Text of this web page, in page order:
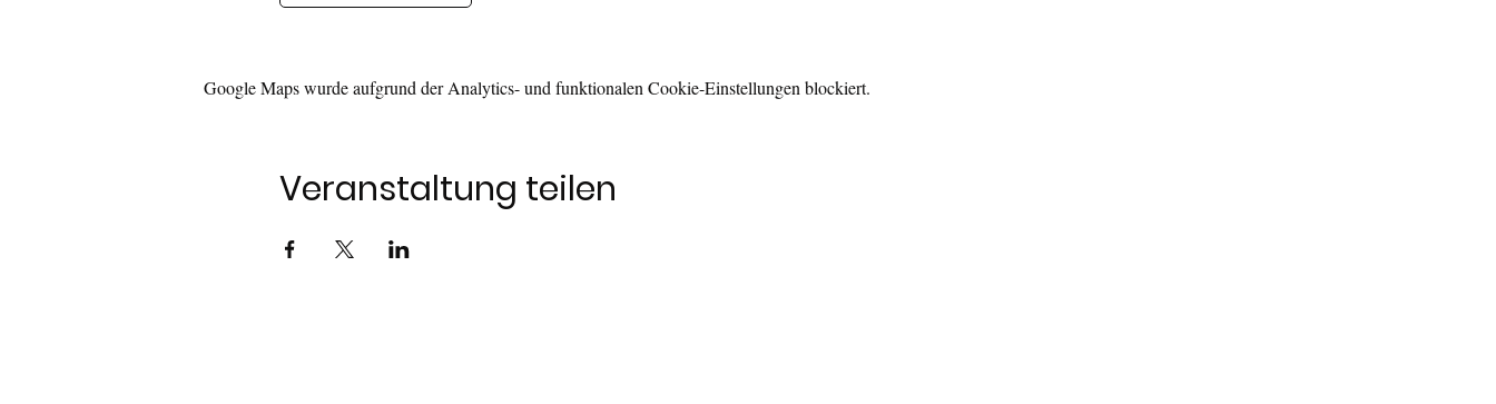
Google Maps wurde aufgrund der Analytics- und funktionalen Cookie-Einstellungen blockiert.
Veranstaltung teilen